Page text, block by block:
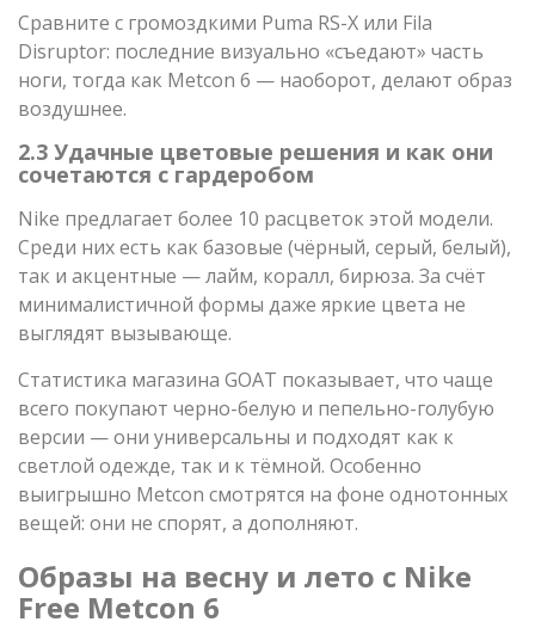
Сравните с громоздкими Puma RS-X или Fila
Disruptor: последние визуально «съедают» часть
ноги, тогда как Metcon 6 — наоборот, делают образ
воздушнее.
2.3 Удачные цветовые решения и как они
сочетаются с гардеробом
Nike предлагает более 10 расцветок этой модели.
Среди них есть как базовые (чёрный, серый, белый),
так и акцентные — лайм, коралл, бирюза. За счёт
минималистичной формы даже яркие цвета не
выглядят вызывающе.
Статистика магазина GOAT показывает, что чаще
всего покупают черно-белую и пепельно-голубую
версии — они универсальны и подходят как к
светлой одежде, так и к тёмной. Особенно
выигрышно Metcon смотрятся на фоне однотонных
вещей: они не спорят, а дополняют.
Образы на весну и лето с Nike
Free Metcon 6